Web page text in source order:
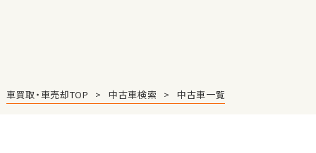
車買取・車売却TOP 中古車検索 中古車一覧